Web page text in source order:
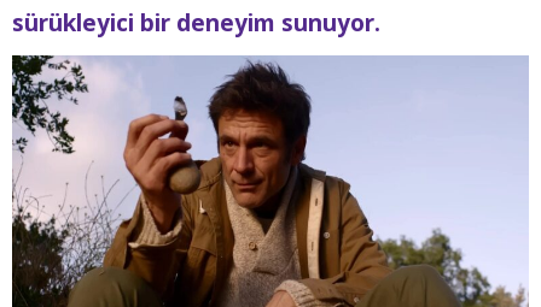
sürükleyici bir deneyim sunuyor.